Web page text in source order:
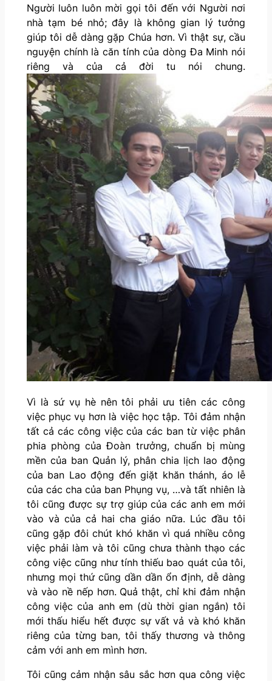
Người luôn luôn mời gọi tôi đến với Người nơi
nhà tạm bé nhỏ; đây là không gian lý tưởng
giúp tôi dễ dàng gặp Chúa hơn. Vì thật sự, cầu
nguyện chính là căn tính của dòng Đa Minh nói
riêng và của cả đời tu nói chung.
Vì là sứ vụ hè nên tôi phải ưu tiên các công
việc phục vụ hơn là việc học tập. Tôi đảm nhận
tất cả các công việc của các ban từ việc phân
phia phòng của Đoàn trưởng, chuẩn bị mùng
mền của ban Quản lý, phân chia lịch lao động
của ban Lao động đến giặt khăn thánh, áo lễ
của các cha của ban Phụng vụ, …và tất nhiên là
tôi cũng được sự trợ giúp của các anh em mới
vào và của cả hai cha giáo nữa. Lúc đầu tôi
cũng gặp đôi chút khó khăn vì quá nhiều công
việc phải làm và tôi cũng chưa thành thạo các
công việc cũng như tính thiếu bao quát của tôi,
nhưng mọi thứ cũng dần dần ổn định, dễ dàng
và vào nề nếp hơn. Quả thật, chỉ khi đảm nhận
công việc của anh em (dù thời gian ngắn) tôi
mới thấu hiểu hết được sự vất vả và khó khăn
riêng của từng ban, tôi thấy thương và thông
cảm với anh em mình hơn.
Tôi cũng cảm nhận sâu sắc hơn qua công việc